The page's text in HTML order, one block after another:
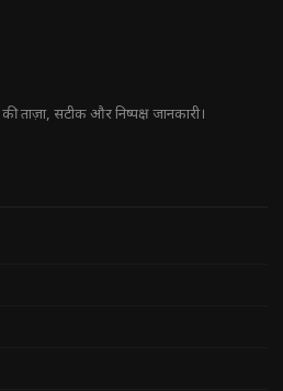
ताज़ा, सटीक और निष्पक्ष जानकारी।